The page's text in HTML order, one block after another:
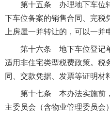
第十五条 办理地下车位
下车位备案的销售合同、完税
上房屋一并转让的，可以一并
第十六条 地下车位登记
适用非住宅类型税费政策。税
同、交款凭据、发票等证明材
第十七条 本办法实施前
主委员会（含物业管理委员会